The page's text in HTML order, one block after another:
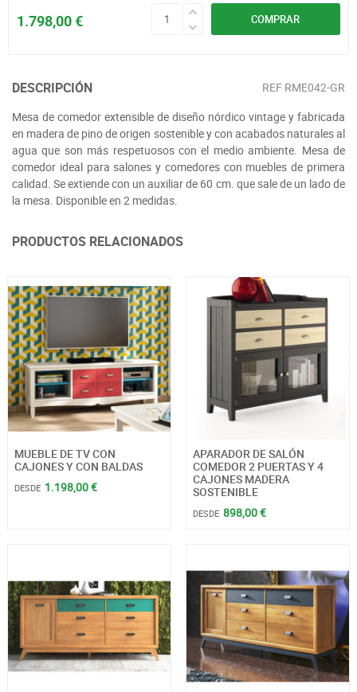
COMPRAR
1.798,00 €
DESCRIPCIÓN REF RME042-GR
Mesa de comedor extensible de diseño nórdico vintage y fabricada
en madera de pino de origen sostenible y con acabados naturales al
agua que son más respetuosos con el medio ambiente. Mesa de
comedor ideal para salones y comedores con muebles de primera
calidad. Se extiende con un auxiliar de 60 cm. que sale de un lado de
la mesa. Disponible en 2 medidas.
PRODUCTOS RELACIONADOS
MUEBLE DE TV CON
CAJONES Y CON BALDAS
DESDE 1.198,00 €
APARADOR DE SALÓN
COMEDOR 2 PUERTAS Y 4
CAJONES MADERA
SOSTENIBLE
DESDE 898,00 €